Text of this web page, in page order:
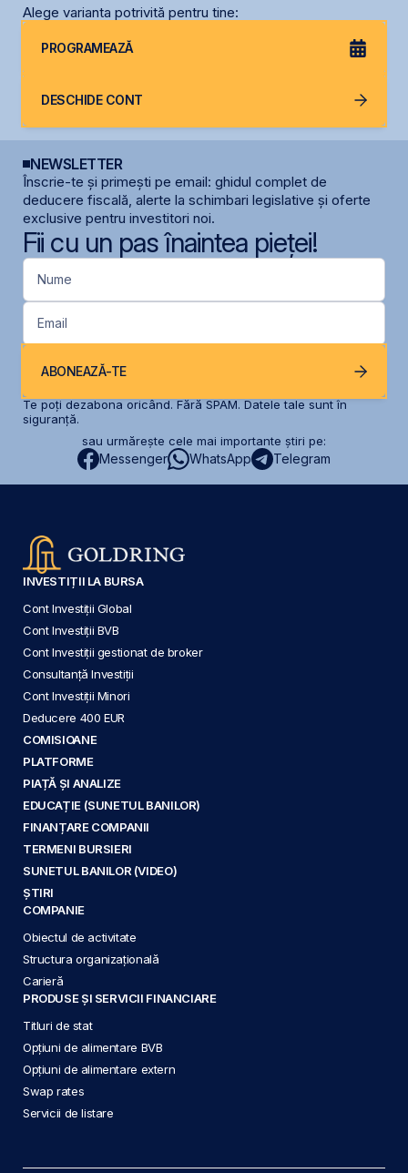
Alege varianta potrivită pentru tine:
PROGRAMEAZĂ
DESCHIDE CONT
NEWSLETTER
Înscrie-te și primești pe email: ghidul complet de
deducere fiscală, alerte la schimbari legislative și oferte
exclusive pentru investitori noi.
Fii cu un pas înaintea pieței!
Nume
Email
ABONEAZĂ-TE
Te poți dezabona oricând. Fără SPAM. Datele tale sunt în
siguranță.
sau urmărește cele mai importante știri pe:
Messenger WhatsApp Telegram
INVESTIȚII LA BURSA
Cont Investiții Global
Cont Investiții BVB
Cont Investiții gestionat de broker
Consultanță Investiții
Cont Investiții Minori
Deducere 400 EUR
COMISIOANE
PLATFORME
PIAȚĂ ȘI ANALIZE
EDUCAȚIE (SUNETUL BANILOR)
FINANȚARE COMPANII
TERMENI BURSIERI
SUNETUL BANILOR (VIDEO)
ȘTIRI
COMPANIE
Obiectul de activitate
Structura organizațională
Carieră
PRODUSE ȘI SERVICII FINANCIARE
Titluri de stat
Opțiuni de alimentare BVB
Opțiuni de alimentare extern
Swap rates
Servicii de listare